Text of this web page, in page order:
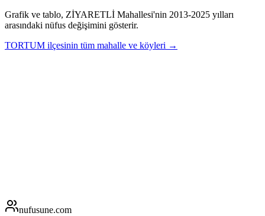
Grafik ve tablo, ZİYARETLİ Mahallesi'nin 2013-2025 yılları
arasındaki nüfus değişimini gösterir.
TORTUM ilçesinin tüm mahalle ve köyleri →
nufusune.com